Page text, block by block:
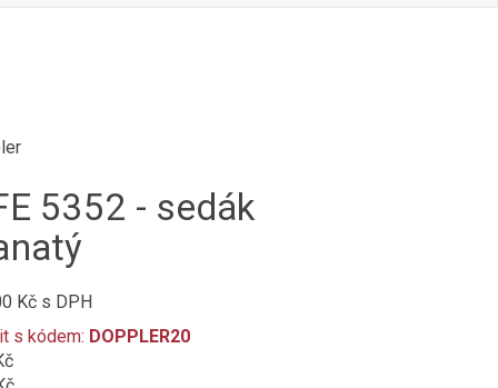
5352 - sedák
Kčs DPH
s kódem: DOPPLER20